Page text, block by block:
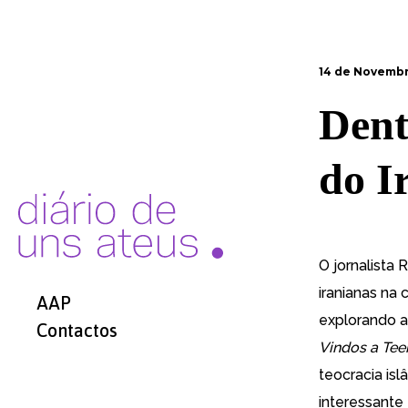
AAP
Contactos
14 de
do
O jornalista
iranianas na
explorando
Vindos a
teocracia